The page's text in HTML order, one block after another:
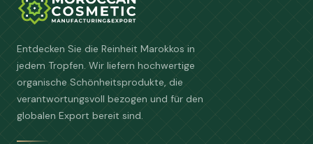
Entdecken Sie die Reinheit Marokkos in
jedem Tropfen. Wir liefern hochwertige
organische Schönheitsprodukte, die
verantwortungsvoll bezogen und für den
globalen Export bereit sind.